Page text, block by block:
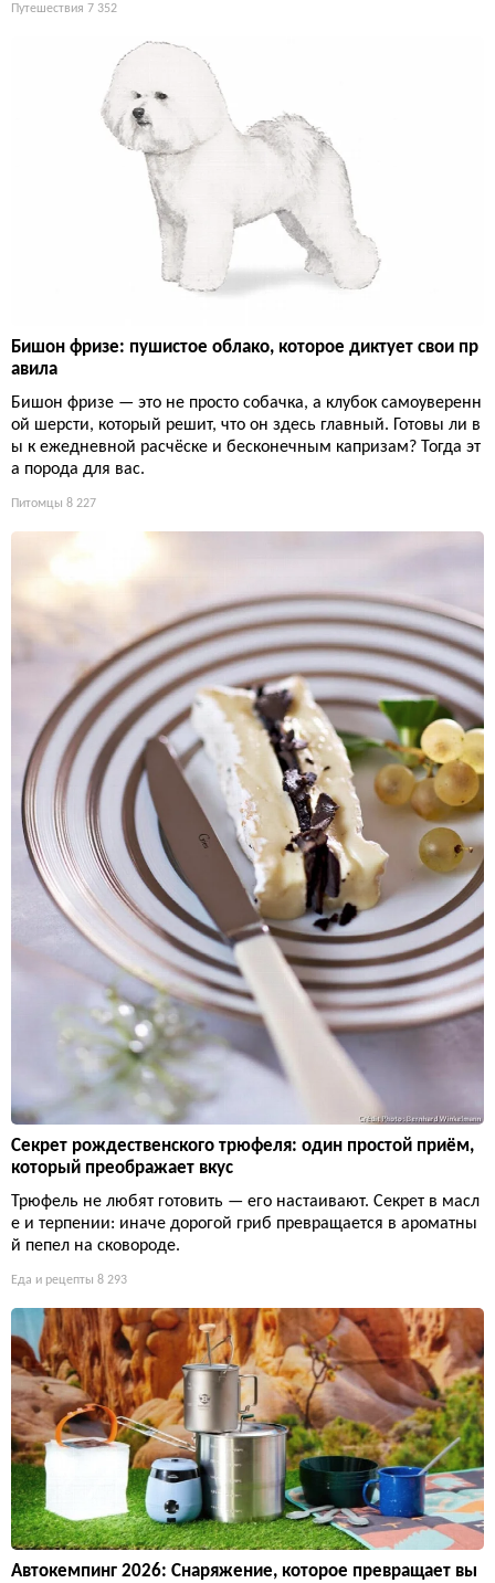
Путешествия 7 352
Бишон фризе: пушистое облако, которое диктует свои пр
авила
Бишон фризе — это не просто собачка, а клубок самоуверенн
ой шерсти, который решит, что он здесь главный. Готовы ли в
ы к ежедневной расчёске и бесконечным капризам? Тогда эт
а порода для вас.
Питомцы 8 227
Секрет рождественского трюфеля: один простой приём,
который преображает вкус
Трюфель не любят готовить — его настаивают. Секрет в масл
е и терпении: иначе дорогой гриб превращается в ароматны
й пепел на сковороде.
Еда и рецепты 8 293
Автокемпинг 2026: Снаряжение, которое превращает вы